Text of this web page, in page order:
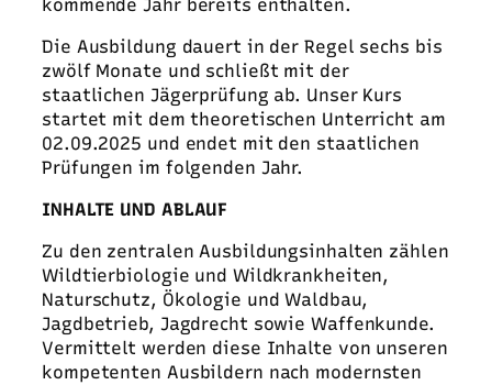
kommende Jahr bereits enthalten.
Die Ausbildung dauert in der Regel sechs bis
zwölf Monate und schließt mit der
staatlichen Jägerprüfung ab. Unser Kurs
startet mit dem theoretischen Unterricht am
02.09.2025 und endet mit den staatlichen
Prüfungen im folgenden Jahr.
INHALTE UND ABLAUF
Zu den zentralen Ausbildungsinhalten zählen
Wildtierbiologie und Wildkrankheiten,
Naturschutz, Ökologie und Waldbau,
Jagdbetrieb, Jagdrecht sowie Waffenkunde.
Vermittelt werden diese Inhalte von unseren
kompetenten Ausbildern nach modernsten